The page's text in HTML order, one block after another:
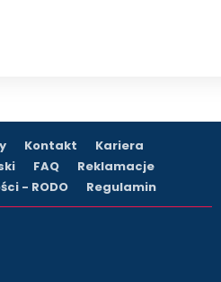
Kontakt
Kariera
FAQ
Reklamacje
- RODO
Regulamin